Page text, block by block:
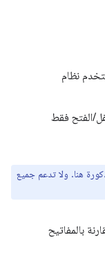
نظام
الفتح فقط
هنا. ولا تدعم جميع
بالمفاتيح